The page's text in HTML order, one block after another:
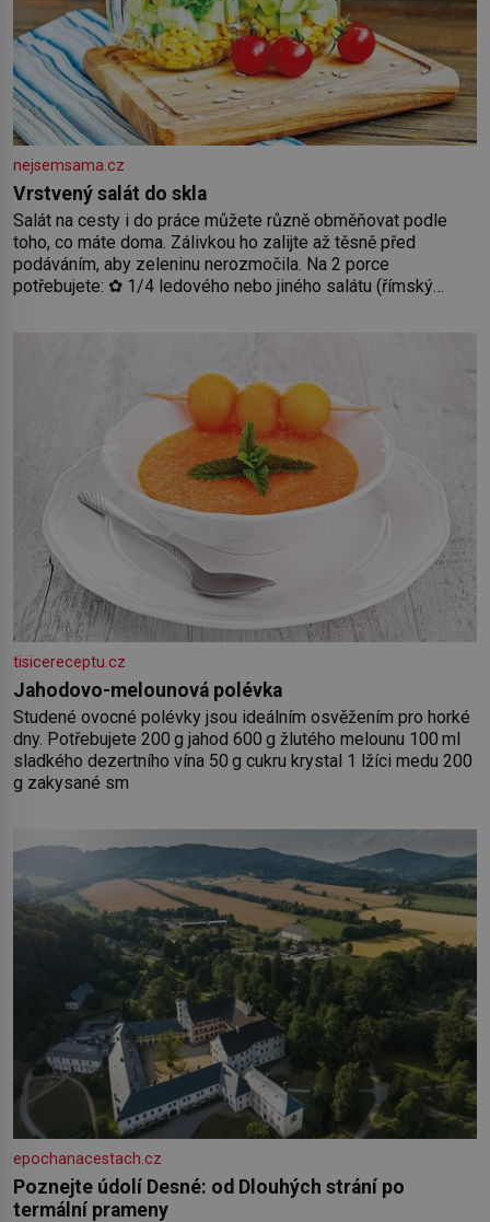
nejsemsama.cz
Vrstvený salát do skla
Salát na cesty i do práce můžete různě obměňovat podle
toho, co máte doma. Zálivkou ho zalijte až těsně před
podáváním, aby zeleninu nerozmočila. Na 2 porce
potřebujete: ✿ 1/4 ledového nebo jiného salátu (římský
2 rajčata Zálivka: ✿ 4 lžíce olivového oleje ✿ 1 lžíci citronové
tisicereceptu.cz
Jahodovo-melounová polévka
Studené ovocné polévky jsou ideálním osvěžením pro horké
dny. Potřebujete 200 g jahod 600 g žlutého melounu 100 ml
sladkého dezertního vína 50 g cukru krystal 1 lžíci medu 200
g zakysané sm
epochanacestach.cz
Poznejte údolí Desné: od Dlouhých strání po
termální prameny